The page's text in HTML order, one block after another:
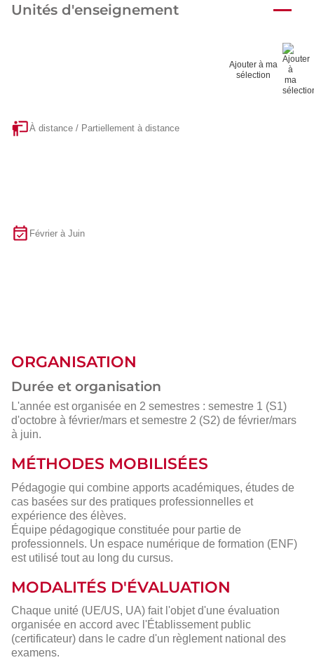
Unités d'enseignement
Ajouter à ma
sélection
À distance / Partiellement à distance
Février à Juin
ORGANISATION
Durée et organisation
L'année est organisée en 2 semestres : semestre 1 (S1)
d'octobre à février/mars et semestre 2 (S2) de février/mars
à juin.
MÉTHODES MOBILISÉES
Pédagogie qui combine apports académiques, études de
cas basées sur des pratiques professionnelles et
expérience des élèves.
Équipe pédagogique constituée pour partie de
professionnels. Un espace numérique de formation (ENF)
est utilisé tout au long du cursus.
MODALITÉS D'ÉVALUATION
Chaque unité (UE/US, UA) fait l'objet d'une évaluation
organisée en accord avec l'Établissement public
(certificateur) dans le cadre d'un règlement national des
examens.